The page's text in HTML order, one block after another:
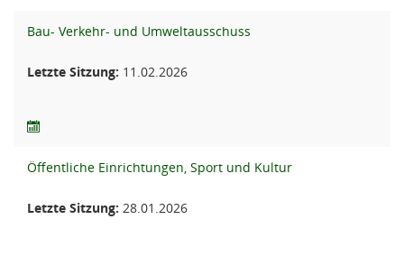
Bau- Verkehr- und Umweltausschuss
Letzte Sitzung: 11.02.2026
Öffentliche Einrichtungen, Sport und Kultur
Letzte Sitzung: 28.01.2026